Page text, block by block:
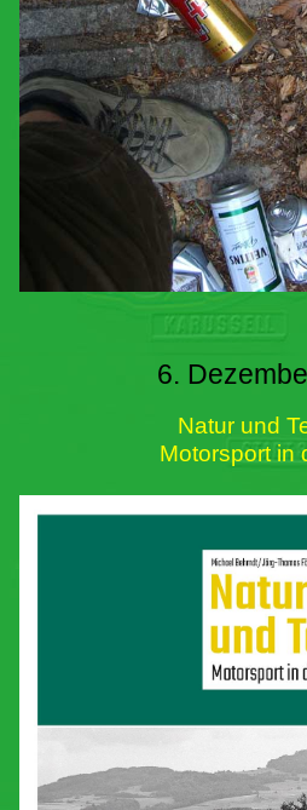
6.
Natur und
Motorsport in